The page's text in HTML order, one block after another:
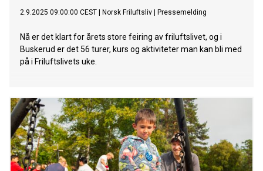
2.9.2025 09:00:00 CEST Norsk Friluftsliv Pressemelding
Nå er det klart for årets store feiring av friluftslivet, og i
Buskerud er det 56 turer, kurs og aktiviteter man kan bli med
på i Friluftslivets uke.